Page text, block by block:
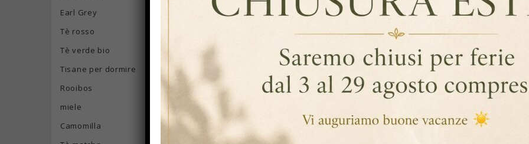
Earl Grey
Tè rosso
Tè verde bio
Tisane per dormire
Rooibos
miele
Camomilla